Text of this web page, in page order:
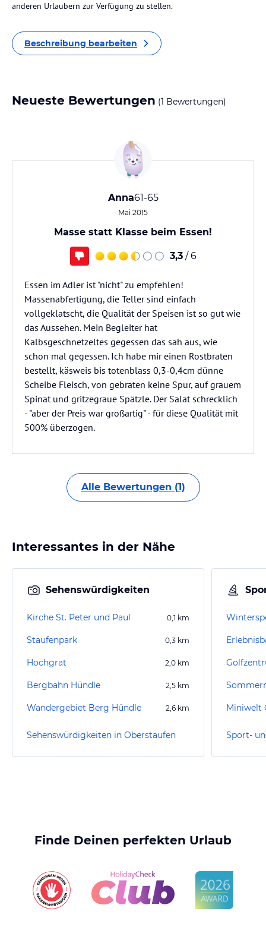
anderen Urlaubern zur Verfügung zu stellen.
Beschreibung bearbeiten
Neueste Bewertungen (1 Bewertungen)
Anna61-65
Mai 2015
Masse statt Klasse beim Essen!
3,3 / 6
Essen im Adler ist "nicht" zu empfehlen!
Massenabfertigung, die Teller sind einfach
vollgeklatscht, die Qualität der Speisen ist so gut wie
das Aussehen. Mein Begleiter hat
Kalbsgeschnetzeltes gegessen das sah aus, wie
schon mal gegessen. Ich habe mir einen Rostbraten
bestellt, käsweis bis totenblass 0,3-0,4cm dünne
Scheibe Fleisch, von gebraten keine Spur, auf grauem
Spinat und gritzegraue Spätzle. Der Salat schrecklich
- "aber der Preis war großartig" - für diese Qualität mit
500% überzogen.
Alle Bewertungen (1)
Interessantes in der Nähe
Sehenswürdigkeiten
Kirche St. Peter und Paul 0,1 km
Staufenpark 0,3 km
Hochgrat 2,0 km
Bergbahn Hündle 2,5 km
Wandergebiet Berg Hündle 2,6 km
Sehenswürdigkeiten in Oberstaufen
Miniwelt
Finde Deinen perfekten Urlaub